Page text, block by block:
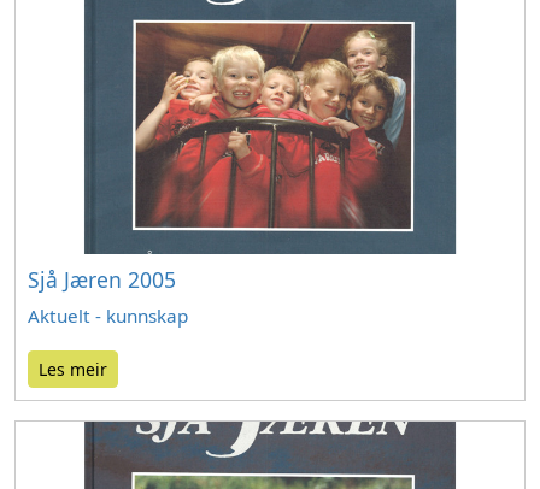
Sjå Jæren 2005
Aktuelt - kunnskap
Les meir